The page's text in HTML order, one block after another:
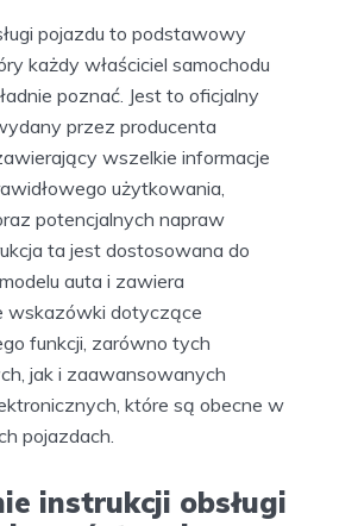
pojazdu to podstawowy
każdy właściciel samochodu
poznać. Jest to oficjalny
przez producenta
wszelkie informacje
użytkowania,
potencjalnych napraw
ta jest dostosowana do
auta i zawiera
wskazówki dotyczące
funkcji, zarówno tych
jak i zaawansowanych
które są obecne w
pojazdach.
instrukcji obsługi